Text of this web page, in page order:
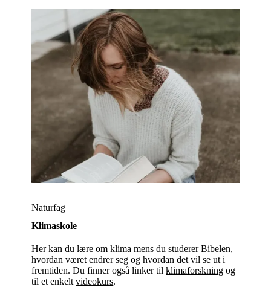
Naturfag
Klimaskole
Her kan du lære om klima mens du studerer Bibelen,
hvordan været endrer seg og hvordan det vil se ut i
fremtiden. Du finner også linker tilklimaforskning og
til et enkeltvideokurs.